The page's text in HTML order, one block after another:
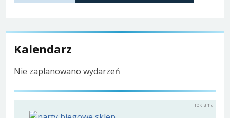
Kalendarz
Nie zaplanowano wydarzeń